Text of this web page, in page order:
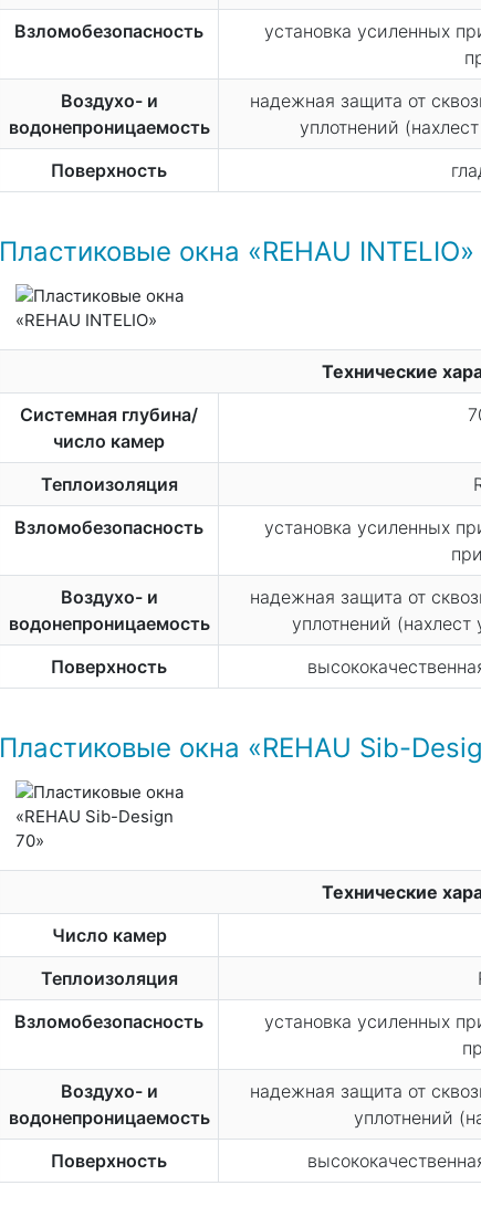
Взломобезопасность
установка усиленных
Воздухо- и
водонепроницаемость
надежная защита от
уплотнений
Поверхность
Пластиковые окна «REHAU INTELIO»
Технические
Системная глубина/
число камер
Теплоизоляция
Взломобезопасность
установка усиленных
Воздухо- и
водонепроницаемость
надежная защита от
уплотнений
Поверхность
Пластиковые окна «REHAU Sib-
Технические
Число камер
Теплоизоляция
Взломобезопасность
установка усиленных
Воздухо- и
водонепроницаемость
надежная защита от
уплотнений
Поверхность